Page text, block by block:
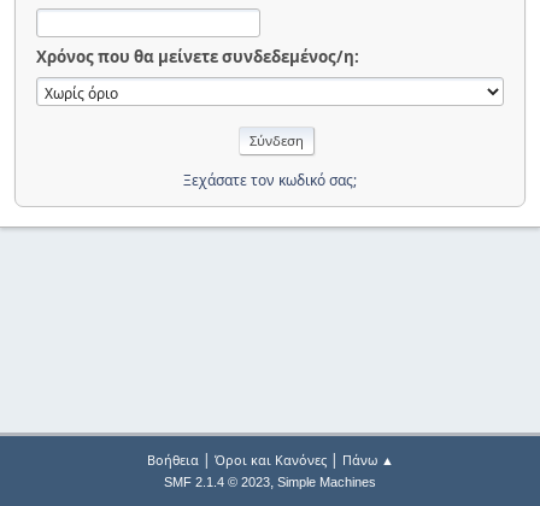
Χρόνος που θα μείνετε συνδεδεμένος/η:
Ξεχάσατε τον κωδικό σας;
Βοήθεια| Όροι και Κανόνες| Πάνω ▲
SMF 2.1.4 © 2023, Simple Machines